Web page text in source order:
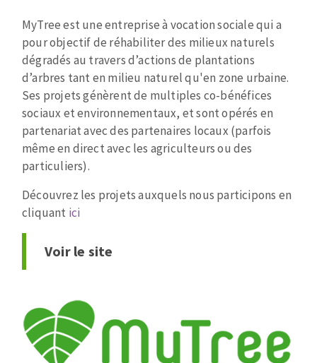
MyTree est une entreprise à vocation sociale qui a
pour objectif de réhabiliter des milieux naturels
dégradés au travers d’actions de plantations
d’arbres tant en milieu naturel qu'en zone urbaine.
Ses projets génèrent de multiples co-bénéfices
sociaux et environnementaux, et sont opérés en
partenariat avec des partenaires locaux (parfois
même en direct avec les agriculteurs ou des
particuliers).
Découvrez les projets auxquels nous participons en
cliquant ici
Voir le site